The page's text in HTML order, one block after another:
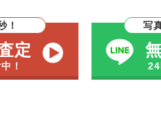
！
定
！
写